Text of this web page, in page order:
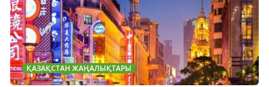
ҚАЗАҚСТАН ЖАҢАЛЫҚТАРЫ